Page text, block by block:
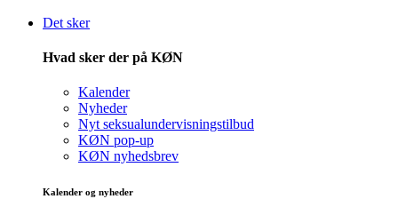
Det sker
Hvad sker der på KØN
Kalender
Nyheder
Nyt seksualundervisningstilbud
KØN pop-up
KØN nyhedsbrev
Kalender og nyheder